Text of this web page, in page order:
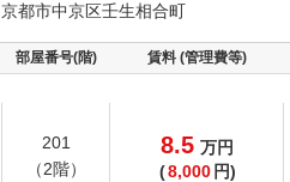
京都市中京区壬生相合町
部屋番号(階) 賃料 (管理費等)
201
（2階）
8.5 万円
(8,000 円)